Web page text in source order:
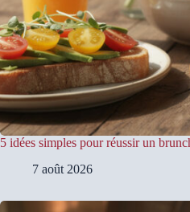
5 idées simples pour réussir un
7 août 2026